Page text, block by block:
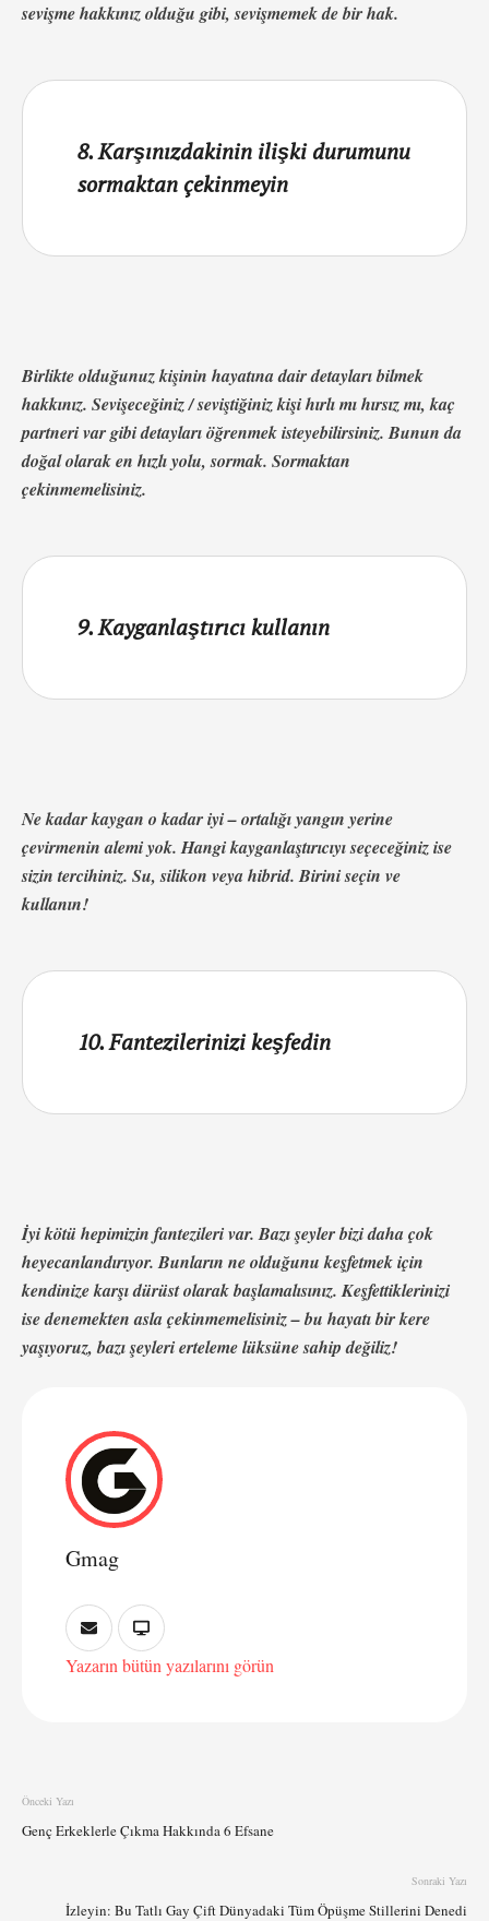
sevişme hakkınız olduğu gibi, sevişmemek de bir hak.
8. Karşınızdakinin ilişki durumunu
sormaktan çekinmeyin
Birlikte olduğunuz kişinin hayatına dair detayları bilmek
hakkınız. Sevişeceğiniz / seviştiğiniz kişi hırlı mı hırsız mı, kaç
partneri var gibi detayları öğrenmek isteyebilirsiniz. Bunun da
doğal olarak en hızlı yolu, sormak. Sormaktan
çekinmemelisiniz.
9. Kayganlaştırıcı kullanın
Ne kadar kaygan o kadar iyi – ortalığı yangın yerine
çevirmenin alemi yok. Hangi kayganlaştırıcıyı seçeceğiniz ise
sizin tercihiniz. Su, silikon veya hibrid. Birini seçin ve
kullanın!
10. Fantezilerinizi keşfedin
İyi kötü hepimizin fantezileri var. Bazı şeyler bizi daha çok
heyecanlandırıyor. Bunların ne olduğunu keşfetmek için
kendinize karşı dürüst olarak başlamalısınız. Keşfettiklerinizi
ise denemekten asla çekinmemelisiniz – bu hayatı bir kere
yaşıyoruz, bazı şeyleri erteleme lüksüne sahip değiliz!
Gmag
Yazarın bütün yazılarını görün
Önceki Yazı
Genç Erkeklerle Çıkma Hakkında 6 Efsane
Sonraki Yazı
İzleyin: Bu Tatlı Gay Çift Dünyadaki Tüm Öpüşme Stillerini Denedi